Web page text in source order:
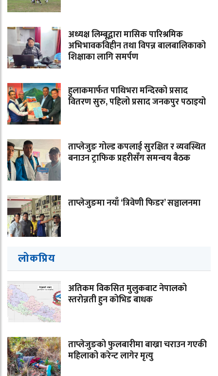
अध्यक्ष लिम्बूद्वारा मासिक पारिश्रमिक
अभिभावकविहीन तथा विपन्न बालबालिकाको
शिक्षाका लागि समर्पण
हुलाकमार्फत पाथिभरा मन्दिरको प्रसाद
वितरण सुरु, पहिलो प्रसाद जनकपुर पठाइयो
ताप्लेजुङ गोल्ड कपलाई सुरक्षित र व्यवस्थित
बनाउन ट्राफिक प्रहरीसँग समन्वय बैठक
ताप्लेजुङमा नयाँ ‘त्रिवेणी फिडर’ सञ्चालनमा
लोकप्रिय
अतिकम विकसित मुलुकबाट नेपालको
स्तरोन्नती हुन कोभिड बाधक
ताप्लेजुङको फुलबारीमा बाख्रा चराउन गएकी
महिलाको करेन्ट लागेर मृत्यु